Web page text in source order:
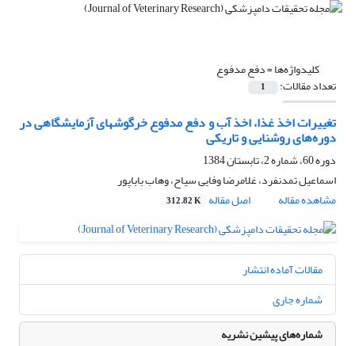
کلیدواژه‌ها =دفع مدفوع
تعداد مقالات: 1
تغییرات اخذ غذا، اخذ آب و دفع مدفوع خرگوشهای آزمایشگاهی در
دوره‌های روشنایی و تاریکی
دوره 60، شماره 2، تابستان 1384
اسماعیل تمدنفرد، غلامرضا وفایی سیاح، وهاب باباپور
مشاهده مقاله
اصل مقاله 312.82 K
مقالات آماده انتشار
شماره جاری
شماره‌های پیشین نشریه